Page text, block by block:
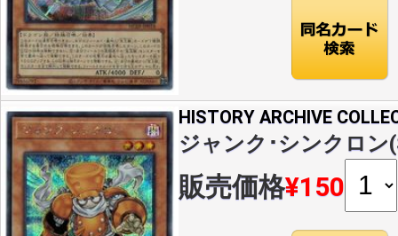
HISTORY ARCHIVE
ジャンク･シンクロ
販売価格¥150